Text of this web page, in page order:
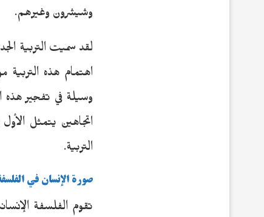
وشيشرون وغيرهم.
لقد سميت التربية
اهتمام هذه التربية
وسيلة في تفجير هذه
اتجاهين يتمثل الأول
التربية.
صورة الإنسان في
تقوم الفلسفة